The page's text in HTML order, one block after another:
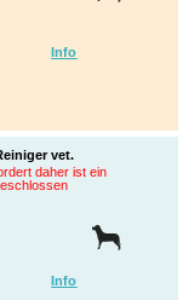
Info
Info
vet.
daher ist ein